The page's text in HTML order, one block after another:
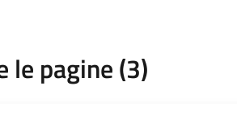
le pagine (3)